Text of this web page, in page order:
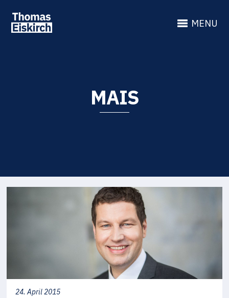
MENU
MAIS
24. April 2015